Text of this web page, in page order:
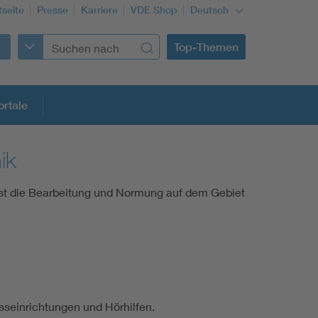
Presse Karriere VDE Shop Deutsch
Top-Themen
die Bearbeitung und Normung auf dem Gebiet
und Hörhilfen.